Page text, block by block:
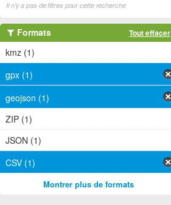
Il n'y a pas de filtres pour cette recherche
Formats Tout effacer
kmz (1)
gpx (1)
geojson (1)
ZIP (1)
JSON (1)
CSV (1)
Montrer plus de formats